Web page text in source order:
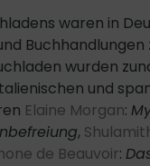
waren in
wurden
und
Elaine Morgan:
,
de Beauvoir: